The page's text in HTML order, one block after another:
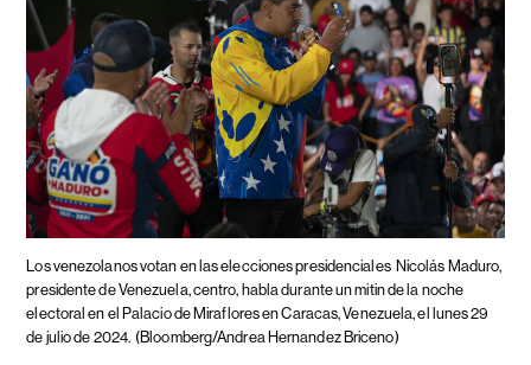
Los venezolanos votan en las elecciones presidenciales Nicolás Maduro,
presidente de Venezuela, centro, habla durante un mitin de la noche
electoral en el Palacio de Miraflores en Caracas, Venezuela, el lunes 29
de julio de 2024. (Bloomberg/Andrea Hernandez Briceno)